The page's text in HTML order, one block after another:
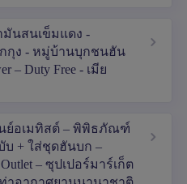
นสนเข็มแดง -
กกุง - หมู่บ้านบุกชนฮัน
– Duty Free - เมีย
ย์อเมทิสต์ – พิพิธภัณฑ์
บ + ใส่ชุดฮันบก –
Outlet – ซุปเปอร์มาร์เก็ต